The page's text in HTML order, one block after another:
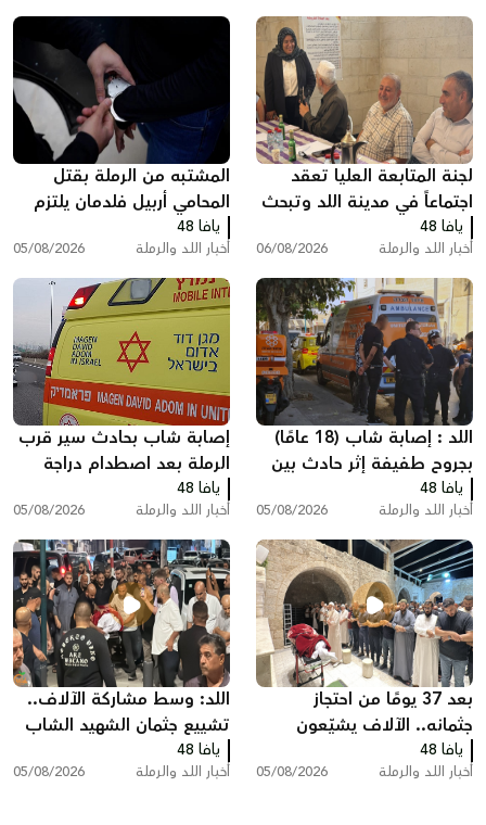
لجنة المتابعة العليا تعقد
اجتماعاً في مدينة اللد وتبحث
ملفات الجريمة والعنف
يافا 48
أخبار اللد والرملة 06/08/2026
المشتبه من الرملة بقتل
المحامي أربيل فلدمان يلتزم
الصمت في التحقيق ويقول:
"أنا مريض نفسيًا"
يافا 48
أخبار اللد والرملة 05/08/2026
اللد : إصابة شاب (18 عامًا)
بجروح طفيفة إثر حادث بين
مركبة وشاحنة سحب
يافا 48
أخبار اللد والرملة 05/08/2026
إصابة شاب بحادث سير قرب
الرملة بعد اصطدام دراجة
نارية بسيارة
يافا 48
أخبار اللد والرملة 05/08/2026
بعد 37 يومًا من احتجاز
جثمانه.. الآلاف يشيّعون
المغدور سامي أحمد
جعصوص في اللد
يافا 48
أخبار اللد والرملة 05/08/2026
اللد: وسط مشاركة الآلاف..
تشييع جثمان الشهيد الشاب
سامي جعصوص
يافا 48
أخبار اللد والرملة 05/08/2026